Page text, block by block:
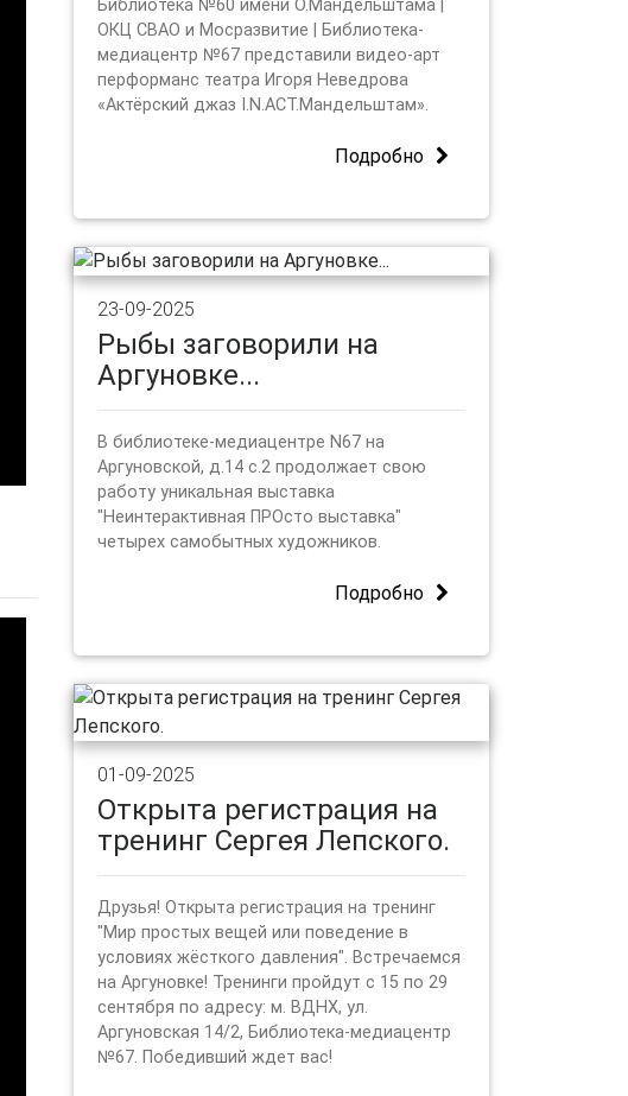
Библиотека №60 имени О.Мандельштама |
ОКЦ СВАО и Мосразвитие | Библиотека-
медиацентр №67 представили видео-арт
перформанс театра Игоря Неведрова
«Актёрский джаз I.N.ACT.Мандельштам».
Подробно
23-09-2025
Рыбы заговорили на
Аргуновке...
В библиотеке-медиацентре N67 на
Аргуновской, д.14 с.2 продолжает свою
работу уникальная выставка
"Неинтерактивная ПРОсто выставка"
четырех самобытных художников.
Подробно
01-09-2025
Открыта регистрация на
тренинг Сергея Лепского.
Друзья! Открыта регистрация на тренинг
"Мир простых вещей или поведение в
условиях жёсткого давления". Встречаемся
на Аргуновке! Тренинги пройдут с 15 по 29
сентября по адресу: м. ВДНХ, ул.
Аргуновская 14/2, Библиотека-медиацентр
№67. Победивший ждет вас!